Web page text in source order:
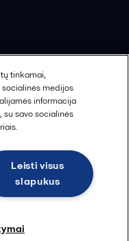
and conditions
tinkamai,
medijos
informacija
savo socialinės
Leisti visus
slapukus